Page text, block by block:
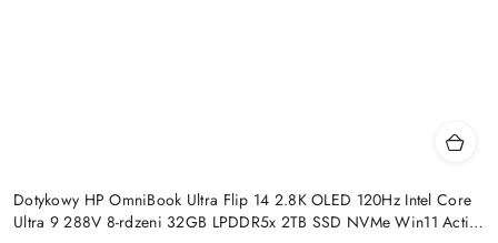
Dotykowy HP OmniBook Ultra Flip 14 2.8K OLED 120Hz Intel Core
Ultra 9 288V 8-rdzeni 32GB LPDDR5x 2TB SSD NVMe Win11 Active